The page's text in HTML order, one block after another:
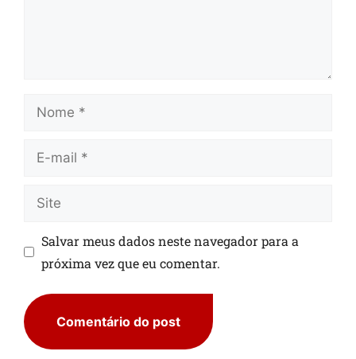
Salvar meus dados neste navegador para a
próxima vez que eu comentar.